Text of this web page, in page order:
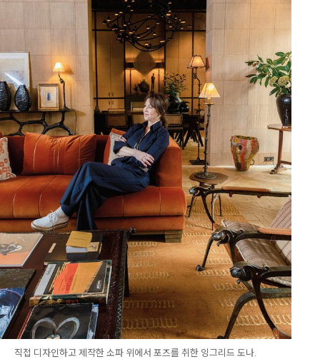
직접 디자인하고 제작한 소파 위에서 포즈를 취한 잉그리드 도나.